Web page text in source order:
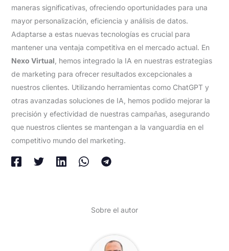
maneras significativas, ofreciendo oportunidades para una
mayor personalización, eficiencia y análisis de datos.
Adaptarse a estas nuevas tecnologías es crucial para
mantener una ventaja competitiva en el mercado actual. En
Nexo Virtual , hemos integrado la IA en nuestras estrategias
de marketing para ofrecer resultados excepcionales a
nuestros clientes. Utilizando herramientas como ChatGPT y
otras avanzadas soluciones de IA, hemos podido mejorar la
precisión y efectividad de nuestras campañas, asegurando
que nuestros clientes se mantengan a la vanguardia en el
competitivo mundo del marketing.
Sobre el autor